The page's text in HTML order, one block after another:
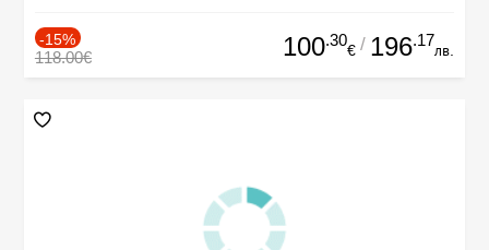
-15%
118.00€ 100.30
€ / 196.17
лв.